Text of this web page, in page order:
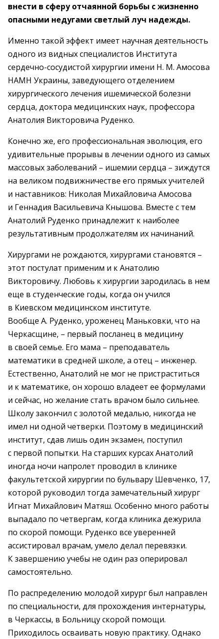
внести в сферу отчаянной борьбы с жизненно
опасными недугами светлый луч надежды.
Именно такой эффект имеет научная деятельность
одного из видных специалистов Института
сердечно-сосудистой хирургии имени Н. М. Амосова
НАМН Украины, заведующего отделением
хирургического лечения ишемической болезни
сердца, доктора медицинских наук, профессора
Анатолия Викторовича Руденко.
Конечно же, его профессиональная эволюция, его
удивительные прорывы в лечении одного из самых
массовых заболеваний – ишемии сердца – зиждутся
на великом подвижничестве его прямых учителей
и наставников: Николая Михайловича Амосова
и Геннадия Васильевича Кнышова. Вместе с тем
Анатолий Руденко принадлежит к наиболее
результативным продолжателям их начинаний.
Хирургами не рождаются, хирургами становятся –
этот постулат применим и к Анатолию
Викторовичу. Любовь к хирургии зародилась в нем
еще в студенческие годы, когда он учился
в Киевском медицинском институте.
Вообще А. Руденко, уроженец Маньковки, что на
Черкасщине, – первый посланец в медицину
в своей семье. Его мама – преподаватель
математики в средней школе, а отец – инженер.
Естественно, Анатолий не мог не пристраститься
и к математике, он хорошо владеет ее формулами
и сейчас, но желание стать врачом было сильнее.
Школу закончил с золотой медалью, никогда не
имел ни одной четверки. Поэтому в медицинский
институт, сдав лишь один экзамен, поступил
с первой попытки. На старших курсах Анатолий
иногда ночи напролет проводил в клинике
факультетской хирургии по бульвару Шевченко, 17,
которой руководил тогда замечательный хирург
Игнат Михайлович Матяш. Особенно много работы
выпадало по четвергам, когда клиника дежурила
по скорой помощи. Руденко все уверенней
ассистировал врачам, умело делал перевязки.
К завершению учебы не один раз оперировал
самостоятельно.
По распределению молодой хирург был направлен
по специальности, для прохождения интернатуры,
в Черкассы, в Больницу скорой помощи.
Приходилось осваивать новую практику. Однако